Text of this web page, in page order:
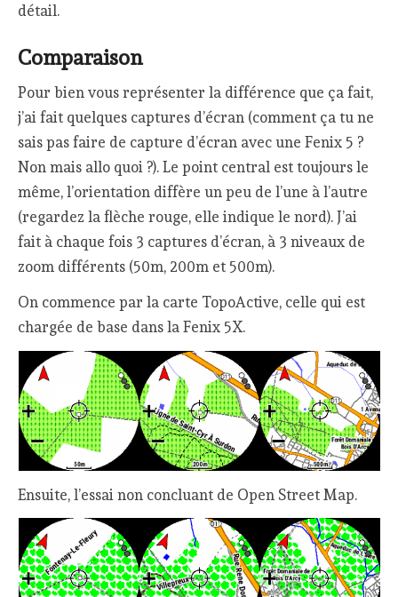
détail.
Comparaison
Pour bien vous représenter la différence que ça fait,
j’ai fait quelques captures d’écran (comment ça tu ne
sais pas faire de capture d’écran avec une Fenix 5 ?
Non mais allo quoi ?). Le point central est toujours le
même, l’orientation diffère un peu de l’une à l’autre
(regardez la flèche rouge, elle indique le nord). J’ai
fait à chaque fois 3 captures d’écran, à 3 niveaux de
zoom différents (50m, 200m et 500m).
On commence par la carte TopoActive, celle qui est
chargée de base dans la Fenix 5X.
Ensuite, l’essai non concluant de Open Street Map.